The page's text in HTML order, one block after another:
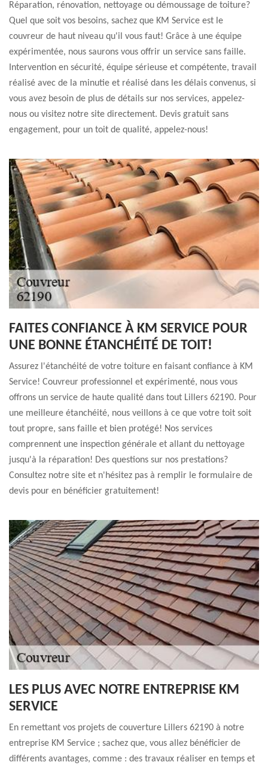
Réparation, rénovation, nettoyage ou démoussage de toiture?
Quel que soit vos besoins, sachez que KM Service est le
couvreur de haut niveau qu'il vous faut! Grâce à une équipe
expérimentée, nous saurons vous offrir un service sans faille.
Intervention en sécurité, équipe sérieuse et compétente, travail
réalisé avec de la minutie et réalisé dans les délais convenus, si
vous avez besoin de plus de détails sur nos services, appelez-
nous ou visitez notre site directement. Devis gratuit sans
engagement, pour un toit de qualité, appelez-nous!
FAITES CONFIANCE À KM SERVICE POUR
UNE BONNE ÉTANCHÉITÉ DE TOIT!
Assurez l'étanchéité de votre toiture en faisant confiance à KM
Service! Couvreur professionnel et expérimenté, nous vous
offrons un service de haute qualité dans tout Lillers 62190. Pour
une meilleure étanchéité, nous veillons à ce que votre toit soit
tout propre, sans faille et bien protégé! Nos services
comprennent une inspection générale et allant du nettoyage
jusqu'à la réparation! Des questions sur nos prestations?
Consultez notre site et n'hésitez pas à remplir le formulaire de
devis pour en bénéficier gratuitement!
LES PLUS AVEC NOTRE ENTREPRISE KM
SERVICE
En remettant vos projets de couverture Lillers 62190 à notre
entreprise KM Service ; sachez que, vous allez bénéficier de
différents avantages, comme : des travaux réaliser en temps et